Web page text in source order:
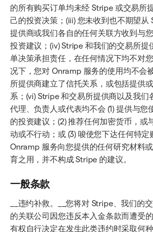
的所有购买订单均未经 Stripe 或交易所
己的投资决策；(iii) 您未收到也不期望
提供商或我们各自的任何关联方收到与
投资建议；(iv) Stripe 和我们的交易所提
单决策承担责任，在任何情况下均不对
况下，您对 Onramp 服务的使用均不会
所提供商建立了信托关系，或包括提供
系；(vi) Stripe 和交易所提供商以及我们
代理、负责人或代表均不会 (1) 提供与您
的投资建议；(2) 推荐任何加密货币，或
动或不行动；或 (3) 唆使您下达任何特
Onramp 服务向您提供的任何研究材料
育之用，并不构成 Stripe 的建议。
一般条款
__违约补救。__您将对 Stripe、我们的
的关联公司因您违反本入金条款而遭受
有权自行决定在发生此类违约时采取何